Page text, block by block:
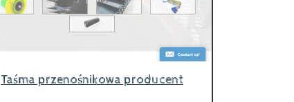
Taśma przenośnikowa producent